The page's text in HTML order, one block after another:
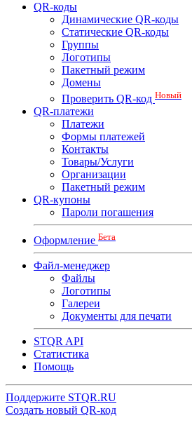
QR-коды
Динамические QR-коды
Статические QR-коды
Группы
Логотипы
Пакетный режим
Домены
Проверить QR-код Новый
QR-платежи
Платежи
Формы платежей
Контакты
Товары/Услуги
Организации
Пакетный режим
QR-купоны
Пароли погашения
Оформление Бета
Файл-менеджер
Файлы
Логотипы
Галереи
Документы для печати
STQR API
Cтатистика
Помощь
Поддержите STQR.RU
Создать новый QR-код